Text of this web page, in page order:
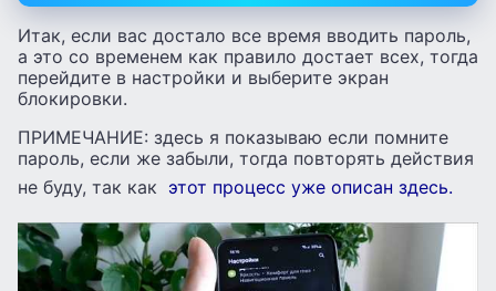
Итак, если вас достало все время вводить пароль,
а это со временем как правило достает всех, тогда
перейдите в настройки и выберите экран
блокировки.
ПРИМЕЧАНИЕ: здесь я показываю если помните
пароль, если же забыли, тогда повторять действия
не буду, так как этот процесс уже описан здесь.